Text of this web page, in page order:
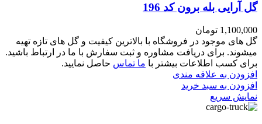
گل آرایی بله برون کد 196
1,100,000 تومان
گل های موجود در فروشگاه با بالاترین کیفیت و گل های تازه تهیه
میشوند. برای دریافت مشاوره و ثبت سفارش با ما در ارتباط باشید.
برای کسب اطلاعات بیشتر با ما تماس حاصل نمایید.
افزودن به علاقه مندی
افزودن به سبد خرید
نمایش سریع